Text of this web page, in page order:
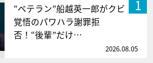
1
“ベテラン”船越英一郎がクビ
覚悟のパワハラ謝罪拒
否！“後輩”だけ…
2026.08.05